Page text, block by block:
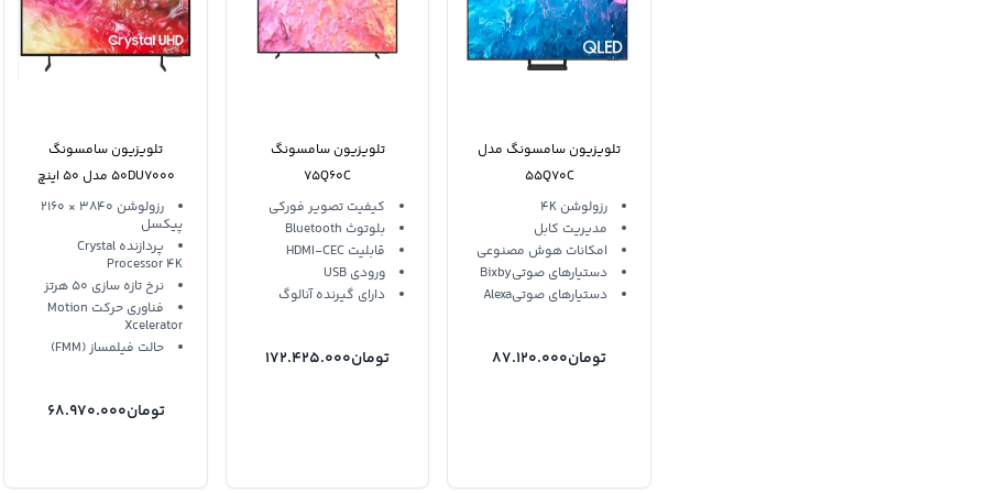
تلویزیون سامسونگ مدل
55Q70C
رزولوشن 4K
مدیریت کابل
امکانات هوش مصنوعی
دستیارهای صوتیBixby
دستیارهای صوتیAlexa
تومان87.120.000
تلویزیون سامسونگ
75Q60C
کیفیت تصویر فورکی
بلوتوث Bluetooth
قابلیت HDMI-CEC
ورودی USB
دارای گیرنده آنالوگ
تومان172.425.000
تلویزیون سامسونگ
50DU7000 مدل 50 اینچ
رزولوشن 3840 × 2160
پیکسل
پردازنده Crystal
Processor 4K
نرخ تازه سازی 50 هرتز
فناوری حرکت Motion
Xcelerator
حالت فیلمساز (FMM)
تومان68.970.000